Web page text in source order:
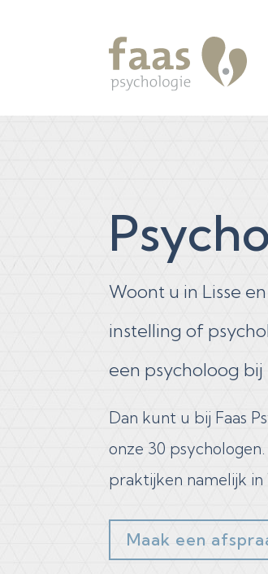
Woont u in Lisse
instelling of
een psycholoog
Dan kunt u bij Faas
onze 30
praktijken namelijk
Maak een